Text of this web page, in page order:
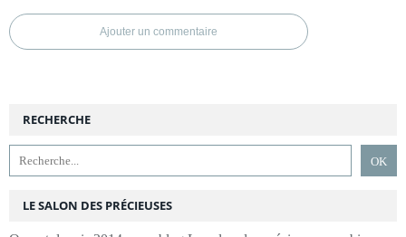
Ajouter un commentaire
RECHERCHE
LE SALON DES PRÉCIEUSES